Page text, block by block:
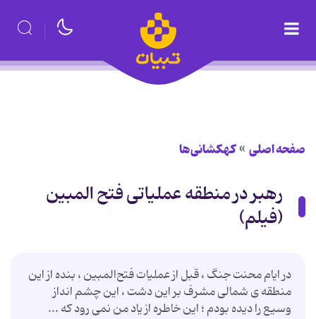
صفحه اصلی کهکشانی‌ها
رهبر در منطقه عملیاتی فتح المبین
(فیلم)
در ایام محنت جنگ ، قبل از عملیات فتح‌المبین ، بنده از این
منطقه ‌ى شمالى مشرف بر این دشت ، این چشم ‌انداز
وسیع را دیده بودم ؛ این خاطره از یاد من نمی رود که ...